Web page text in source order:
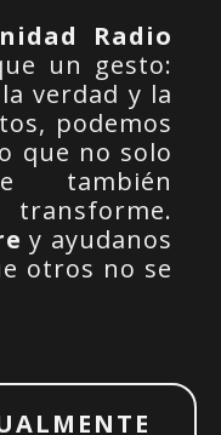
Radio
un gesto:
verdad y la
podemos
que no solo
también
y ayudanos
otros no se